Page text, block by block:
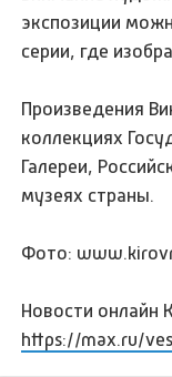
экспозиции
серии, где
Произведения
коллекциях
Галереи,
музеях страны.
Фото:
Новости онлайн
https://max.ru/